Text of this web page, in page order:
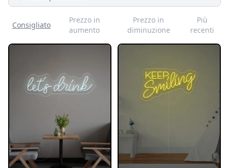
Consigliato
Prezzo in
aumento
Prezzo in
diminuzione
Più
recenti